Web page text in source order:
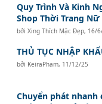
Quy Trình Và Kinh
Shop Thời Trang Nữ
bởiXing Thích Mặc Đẹp, 16/
THỦ TỤC NHẬP
bởi KeiraPham, 11/12/25
Chuyển phát nhanh